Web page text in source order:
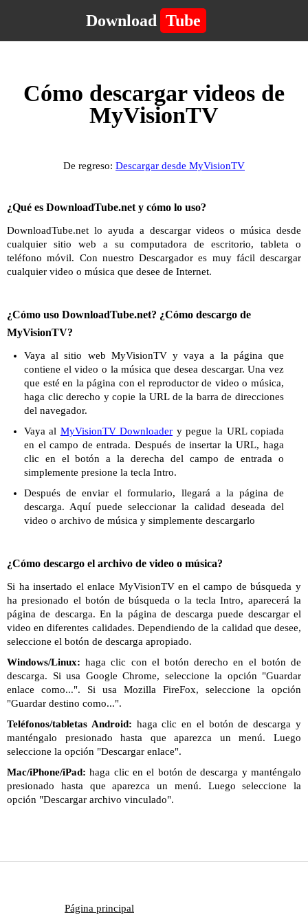
Download Tube
Cómo descargar videos de
MyVisionTV
De regreso: Descargar desde MyVisionTV
¿Qué es DownloadTube.net y cómo lo uso?
DownloadTube.net lo ayuda a descargar videos o música desde
cualquier sitio web a su computadora de escritorio, tableta o
teléfono móvil. Con nuestro Descargador es muy fácil descargar
cualquier video o música que desee de Internet.
¿Cómo uso DownloadTube.net? ¿Cómo descargo de
MyVisionTV?
Vaya al sitio web MyVisionTV y vaya a la página que
contiene el video o la música que desea descargar. Una vez
que esté en la página con el reproductor de video o música,
haga clic derecho y copie la URL de la barra de direcciones
del navegador.
Vaya al MyVisionTV Downloader y pegue la URL copiada
en el campo de entrada. Después de insertar la URL, haga
clic en el botón a la derecha del campo de entrada o
simplemente presione la tecla Intro.
Después de enviar el formulario, llegará a la página de
descarga. Aquí puede seleccionar la calidad deseada del
video o archivo de música y simplemente descargarlo
¿Cómo descargo el archivo de video o música?
Si ha insertado el enlace MyVisionTV en el campo de búsqueda y
ha presionado el botón de búsqueda o la tecla Intro, aparecerá la
página de descarga. En la página de descarga puede descargar el
video en diferentes calidades. Dependiendo de la calidad que desee,
seleccione el botón de descarga apropiado.
Windows/Linux: haga clic con el botón derecho en el botón de
descarga. Si usa Google Chrome, seleccione la opción "Guardar
enlace como...". Si usa Mozilla FireFox, seleccione la opción
"Guardar destino como...".
Teléfonos/tabletas Android: haga clic en el botón de descarga y
manténgalo presionado hasta que aparezca un menú. Luego
seleccione la opción "Descargar enlace".
Mac/iPhone/iPad: haga clic en el botón de descarga y manténgalo
presionado hasta que aparezca un menú. Luego seleccione la
opción "Descargar archivo vinculado".
Página principal